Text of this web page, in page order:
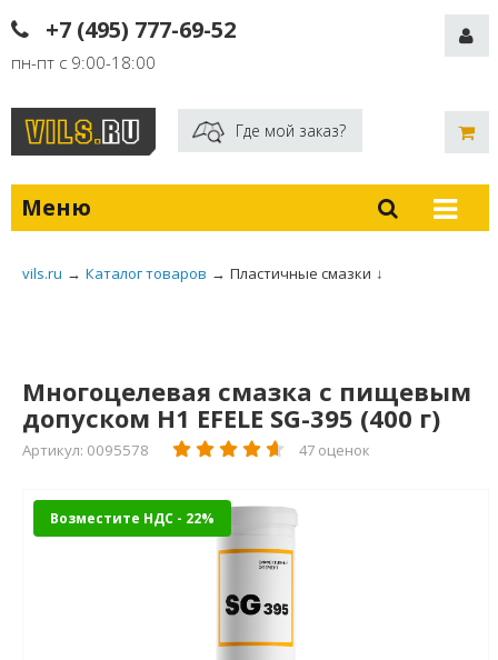
+7 (495) 777-69-52
пн-пт с 9:00-18:00
Где мой заказ?
Меню
vils.ru → Каталог товаров → Пластичные смазки ↓
Многоцелевая смазка с пищевым
допуском Н1 EFELE SG-395 (400 г)
Артикул: 0095578 47 оценок
Возместите НДС - 22%